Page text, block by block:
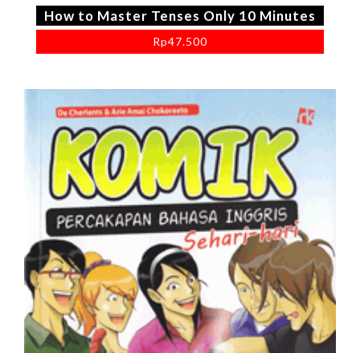
How to Master Tenses Only 10 Minutes
Rp47.500